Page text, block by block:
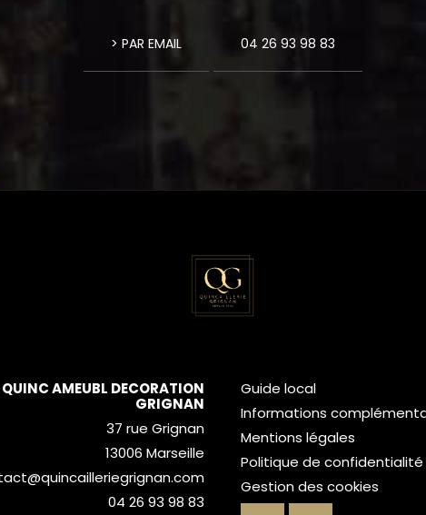
> PAR EMAIL 04 26 93 98 83
QUINC AMEUBL DECORATION
GRIGNAN
37 rue Grignan
13006 Marseille
04 26 93 98 83
Guide local
Informations
Mentions légales
Politique de confidentialité
Gestion des cookies